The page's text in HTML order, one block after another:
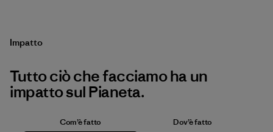
Impatto
Tutto ciò che facciamo ha un
impatto sul Pianeta.
Com’è fatto Dov’è fatto